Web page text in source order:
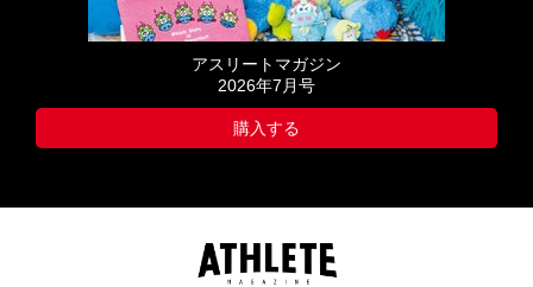
アスリートマガジン
2026年7月号
購入する